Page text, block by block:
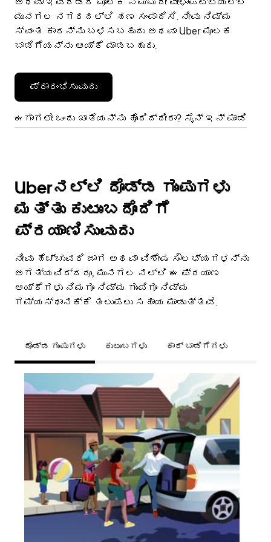
ಮುನಗಲ ನಗರದಲ್ಲಿ ಹಣ ಸಂಪಾದಿಸಿ. ನೀವು ನಿಮ್ಮ
ಸ್ವಂತ ಕಾರನ್ನು ಬಳಸಬಹುದು ಅಥವಾ Uber ಮೂಲಕ
ಬಾಡಿಗೆಯನ್ನು ಆಯ್ಕೆ ಮಾಡಬಹುದು.
ಪ್ರಾರಂಭಿಸುವುದು
ಈಗಾಗಲೇ ಒಂದು ಖಾತೆಯನ್ನು ಹೊಂದಿದ್ದೀರಾ? ಸೈನ್ ಇನ್ ಮಾಡಿ
Uberನಲ್ಲಿ ದೊಡ್ಡ ಗುಂಪುಗಳು
ಮತ್ತು ಕುಟುಂಬದೊಂದಿಗೆ
ಪ್ರಯಾಣಿಸುವುದು
ನೀವು ಹೆಚ್ಚುವರಿ ಜಾಗ ಅಥವಾ ವಿಶೇಷ ಸೌಲಭ್ಯಗಳನ್ನು
ಅಗತ್ಯವಿದ್ದರೂ, ಮುನಗಲ ನಲ್ಲಿ ಈ ಪ್ರಯಾಣ
ಆಯ್ಕೆಗಳು ನಿಮಗೂ ನಿಮ್ಮ ಗುಂಪಿಗೂ ನಿಮ್ಮ
ಗಮ್ಯಸ್ಥಾನಕ್ಕೆ ತಲುಪಲು ಸಹಾಯ ಮಾಡುತ್ತವೆ.
ದೊಡ್ಡ ಗುಂಪುಗಳು ಕುಟುಂಬಗಳು ಕಾರ್ ಬಾಡಿಗೆಗಳು